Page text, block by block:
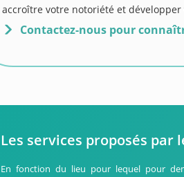
accroître votre notoriété et
Contactez-nous pour
Les services proposés
En fonction du lieu pour lequel pour